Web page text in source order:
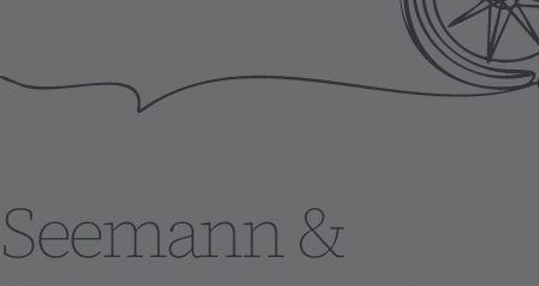
Seemann &